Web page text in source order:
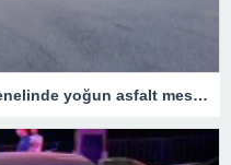
Hakkari Belediyesi’nden kent genelinde yoğun asfalt mesaisi